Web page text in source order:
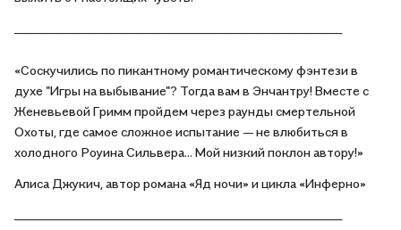
«Соскучились по пикантному романтическому фэнтези в
духе "Игры на выбывание"? Тогда вам в Энчантру! Вместе с
Женевьевой Гримм пройдем через раунды смертельной
Охоты, где самое сложное испытание — не влюбиться в
холодного Роуина Сильвера... Мой низкий поклон автору!»
Алиса Джукич, автор романа «Яд ночи» и цикла «Инферно»